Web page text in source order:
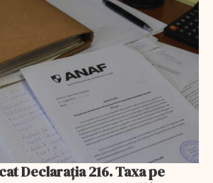
Declarația 216. Taxa pe